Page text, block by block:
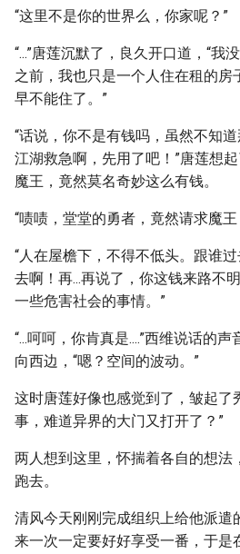
“这里不是你的世界么，你家呢？”
“...”唐莲沉默了，良久开口道，“我
之前，我也只是一个人住在租的房
早不能住了。”
“话说，你不是有钱吗，虽然不知
江湖救急啊，先用了吧！”唐莲想
魔王，竟然莫名奇妙这么有钱。
“啧啧，堂堂的勇者，竟然请求魔王
“人在屋檐下，不得不低头。跟谁
去啊！再...再说了，你这钱来路不
一些危害社会的事情。”
“...呵呵，你肯真是....”西维说话的
向西边，“嗯？空间的波动。”
这时唐莲好像也感觉到了，皱起了
事，难道异界的大门又打开了？”
两人想到这里，怀揣着各自的想法
跑去。
清风今天刚刚完成组织上给他派遣
来一次一定要好好享受一番，于是